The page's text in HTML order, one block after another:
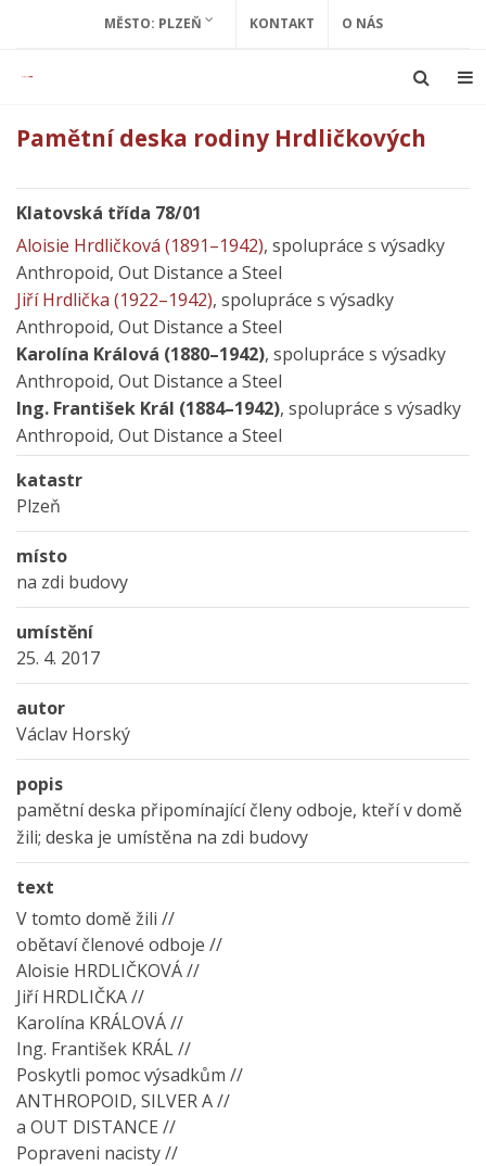
MĚSTO: PLZEŇ KONTAKT O NÁS
Pamětní deska rodiny Hrdličkových
Klatovská třída 78/01
Aloisie Hrdličková (1891–1942), spolupráce s výsadky
Anthropoid, Out Distance a Steel
Jiří Hrdlička (1922–1942), spolupráce s výsadky
Anthropoid, Out Distance a Steel
Karolína Králová (1880–1942), spolupráce s výsadky
Anthropoid, Out Distance a Steel
Ing. František Král (1884–1942), spolupráce s výsadky
Anthropoid, Out Distance a Steel
katastr
Plzeň
místo
na zdi budovy
umístění
25. 4. 2017
autor
Václav Horský
popis
pamětní deska připomínající členy odboje, kteří v domě
žili; deska je umístěna na zdi budovy
text
V tomto domě žili //
obětaví členové odboje //
Aloisie HRDLIČKOVÁ //
Jiří HRDLIČKA //
Karolína KRÁLOVÁ //
Ing. František KRÁL //
Poskytli pomoc výsadkům //
ANTHROPOID, SILVER A //
a OUT DISTANCE //
Popraveni nacisty //